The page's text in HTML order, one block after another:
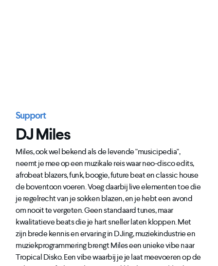
Support
DJ Miles
Miles, ook wel bekend als de levende "musicipedia",
neemt je mee op een muzikale reis waar neo-disco edits,
afrobeat blazers, funk, boogie, future beat en classic house
de boventoon voeren. Voeg daarbij live elementen toe die
je regelrecht van je sokken blazen, en je hebt een avond
om nooit te vergeten. Geen standaard tunes, maar
kwalitatieve beats die je hart sneller laten kloppen. Met
zijn brede kennis en ervaring in DJing, muziekindustrie en
muziekprogrammering brengt Miles een unieke vibe naar
Tropical Disko. Een vibe waarbij je je laat meevoeren op de